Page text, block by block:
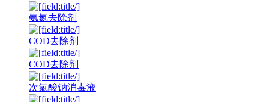
氨氮去除剂
COD去除剂
COD去除剂
次氯酸钠消毒液